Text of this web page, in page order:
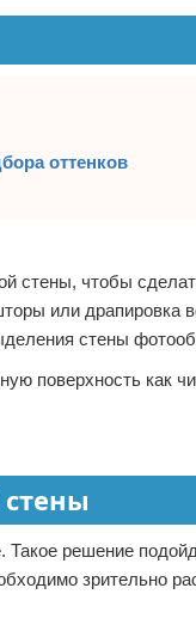
оттенков
стены, чтобы
или драпировка
стены
поверхность как
Такое решение
зрительно